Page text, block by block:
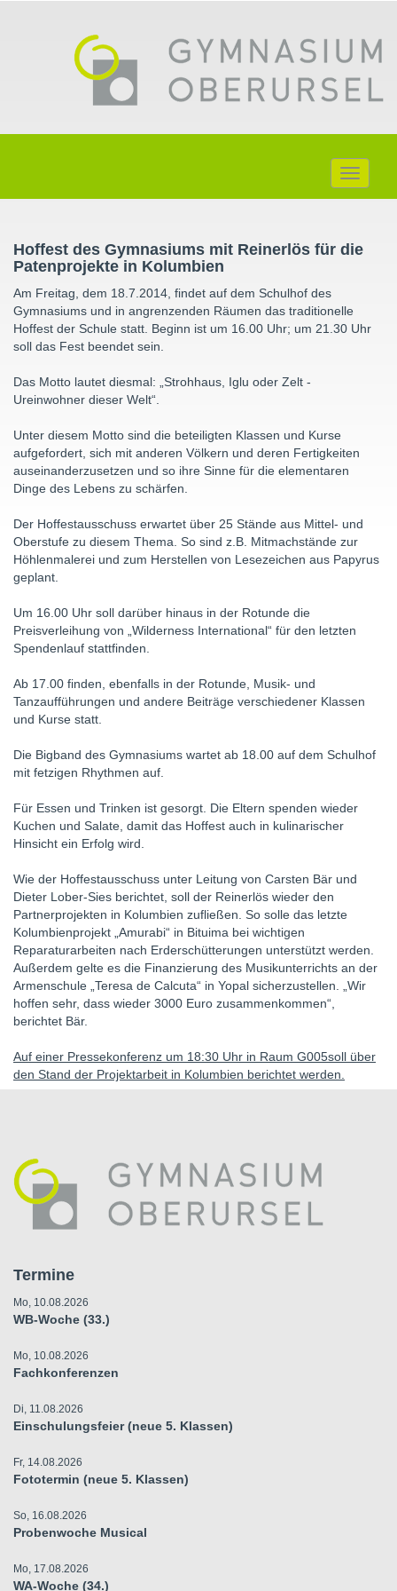
Toggle
Hoffest des Gymnasiums mit Reinerlös für die
Patenprojekte in Kolumbien
Am Freitag, dem 18.7.2014, findet auf dem Schulhof des
Gymnasiums und in angrenzenden Räumen das traditionelle
Hoffest der Schule statt. Beginn ist um 16.00 Uhr; um 21.30 Uhr
soll das Fest beendet sein.
Das Motto lautet diesmal: „Strohhaus, Iglu oder Zelt -
Ureinwohner dieser Welt“.
Unter diesem Motto sind die beteiligten Klassen und Kurse
aufgefordert, sich mit anderen Völkern und deren Fertigkeiten
auseinanderzusetzen und so ihre Sinne für die elementaren
Dinge des Lebens zu schärfen.
Der Hoffestausschuss erwartet über 25 Stände aus Mittel- und
Oberstufe zu diesem Thema. So sind z.B. Mitmachstände zur
Höhlenmalerei und zum Herstellen von Lesezeichen aus Papyrus
geplant.
Um 16.00 Uhr soll darüber hinaus in der Rotunde die
Preisverleihung von „Wilderness International“ für den letzten
Spendenlauf stattfinden.
Ab 17.00 finden, ebenfalls in der Rotunde, Musik- und
Tanzaufführungen und andere Beiträge verschiedener Klassen
und Kurse statt.
Die Bigband des Gymnasiums wartet ab 18.00 auf dem Schulhof
mit fetzigen Rhythmen auf.
Für Essen und Trinken ist gesorgt. Die Eltern spenden wieder
Kuchen und Salate, damit das Hoffest auch in kulinarischer
Hinsicht ein Erfolg wird.
Wie der Hoffestausschuss unter Leitung von Carsten Bär und
Dieter Lober-Sies berichtet, soll der Reinerlös wieder den
Partnerprojekten in Kolumbien zufließen. So solle das letzte
Kolumbienprojekt „Amurabi“ in Bituima bei wichtigen
Reparaturarbeiten nach Erderschütterungen unterstützt werden.
Außerdem gelte es die Finanzierung des Musikunterrichts an der
Armenschule „Teresa de Calcuta“ in Yopal sicherzustellen. „Wir
hoffen sehr, dass wieder 3000 Euro zusammenkommen“,
berichtet Bär.
Auf einer Pressekonferenz um 18:30 Uhr in Raum G005soll über
den Stand der Projektarbeit in Kolumbien berichtet werden.
Termine
Mo, 10.08.2026
WB-Woche (33.)
Mo, 10.08.2026
Fachkonferenzen
Di, 11.08.2026
Einschulungsfeier (neue 5. Klassen)
Fr, 14.08.2026
Fototermin (neue 5. Klassen)
So, 16.08.2026
Probenwoche Musical
Mo, 17.08.2026
WA-Woche (34.)